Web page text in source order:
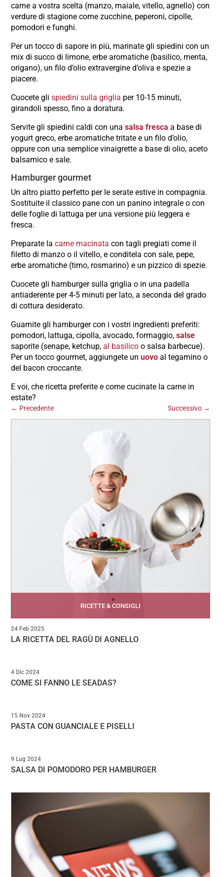
carne a vostra scelta (manzo, maiale, vitello, agnello) con
verdure di stagione come zucchine, peperoni, cipolle,
pomodori e funghi.
Per un tocco di sapore in più, marinate gli spiedini con un
mix di succo di limone, erbe aromatiche (basilico, menta,
origano), un filo d’olio extravergine d’oliva e spezie a
piacere.
Cuocete glispiedini sulla griglia per 10-15 minuti,
girandoli spesso, fino a doratura.
Servite gli spiedini caldi con unasalsa fresca a base di
yogurt greco, erbe aromatiche tritate e un filo d’olio,
oppure con una semplice vinaigrette a base di olio, aceto
balsamico e sale.
Hamburger gourmet
Un altro piatto perfetto per le serate estive in compagnia.
Sostituite il classico pane con un panino integrale o con
delle foglie di lattuga per una versione più leggera e
fresca.
Preparate lacarne macinata con tagli pregiati come il
filetto di manzo o il vitello, e conditela con sale, pepe,
erbe aromatiche (timo, rosmarino) e un pizzico di spezie.
Cuocete gli hamburger sulla griglia o in una padella
antiaderente per 4-5 minuti per lato, a seconda del grado
di cottura desiderato.
Guarnite gli hamburger con i vostri ingredienti preferiti:
pomodori, lattuga, cipolla, avocado, formaggio,salse
saporite (senape, ketchup,al basilico o salsa barbecue).
Per un tocco gourmet, aggiungete unuovo al tegamino o
del bacon croccante.
E voi, che ricetta preferite e come cucinate la carne in
estate?
← Precedente Successivo→
RICETTE & CONSIGLI
LA RICETTA DEL RAGÙ DI AGNELLO
24 Feb 2025
COME SI FANNO LE SEADAS?
4 Dic 2024
PASTA CON GUANCIALE E PISELLI
15 Nov 2024
SALSA DI POMODORO PER HAMBURGER
9 Lug 2024